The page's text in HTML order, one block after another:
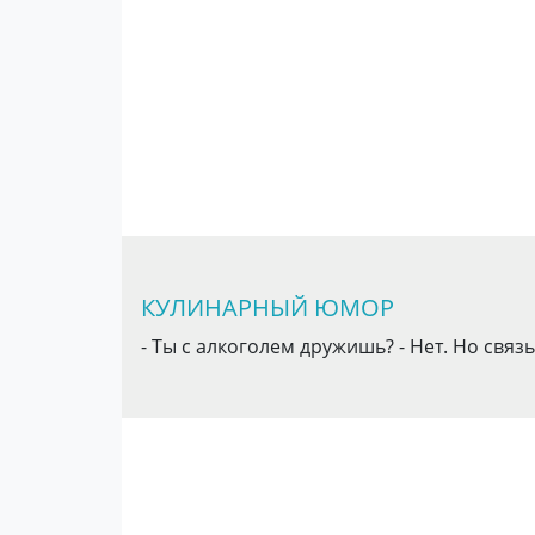
КУЛИНАРНЫЙ ЮМОР
- Ты с алкоголем дружишь? - Нет. Но